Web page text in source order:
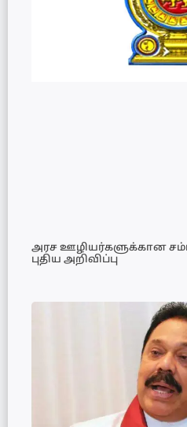
அரச ஊழியர்களுக்கான
புதிய அறிவிப்பு